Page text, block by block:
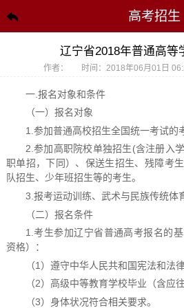
高考招生
辽宁省2018年普通高等
作者： 时间：2018年06月01日
一.报名对象和条件
（一）报名对象
1.参加普通高校招生全国统一考试的
2.参加高职院校单独招生(含注册入
职单招，下同）、保送生招生、残障考
队招生、少年班招生等的考生。
3.报考运动训练、武术与民族传统体
（二）报名条件
1.考生参加辽宁省普通高考报名的
资格）：
（1）遵守中华人民共和国宪法和法律
（2）高级中等教育学校毕业（含应
（3）身体状况符合相关要求。